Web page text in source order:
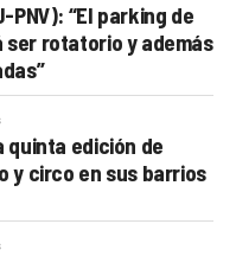
“El parking de
ser rotatorio y además
quinta edición de
y circo en sus barrios